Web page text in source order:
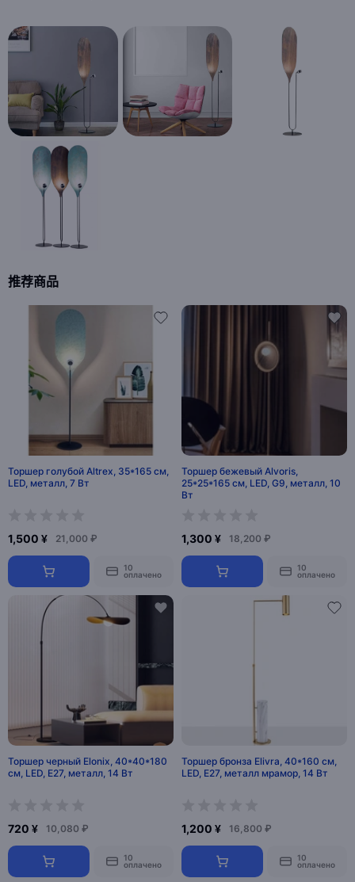
推荐商品
Торшер голубой Altrex, 35*165 см,
LED, металл, 7 Вт
1,500 ¥ 21,000 ₽
10
оплачено
Торшер бежевый Alvoris,
25*25*165 см, LED, G9, металл, 10
Вт
1,300 ¥ 18,200 ₽
10
оплачено
Торшер черный Elonix, 40*40*180
см, LED, Е27, металл, 14 Вт
720 ¥ 10,080 ₽
10
оплачено
Торшер бронза Elivra, 40*160 см,
LED, Е27, металл мрамор, 14 Вт
1,200 ¥ 16,800 ₽
10
оплачено